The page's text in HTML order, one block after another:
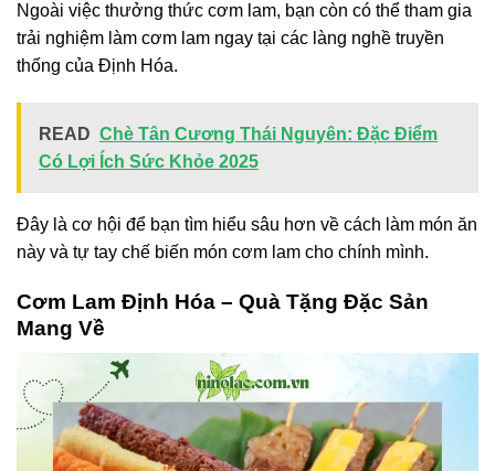
Ngoài việc thưởng thức cơm lam, bạn còn có thể tham gia
trải nghiệm làm cơm lam ngay tại các làng nghề truyền
thống của Định Hóa.
READ Chè Tân Cương Thái Nguyên: Đặc Điểm
Có Lợi Ích Sức Khỏe 2025
Đây là cơ hội để bạn tìm hiểu sâu hơn về cách làm món ăn
này và tự tay chế biến món cơm lam cho chính mình.
Cơm Lam Định Hóa – Quà Tặng Đặc Sản
Mang Về